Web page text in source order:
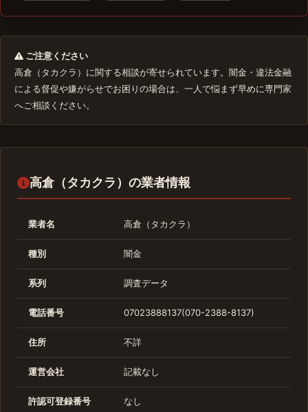
ご注意ください
高倉（タカクラ）に関する相談が寄せられています。闇金・違法金融
による督促や嫌がらせでお困りの場合は、一人で悩まず早めに専門家
へご相談ください。
高倉（タカクラ）の業者情報
業者名 高倉（タカクラ）
種別 闇金
系列 調査データ
電話番号 07023888137(070-2388-8137)
住所 不詳
運営会社 記載なし
許認可登録番号 なし